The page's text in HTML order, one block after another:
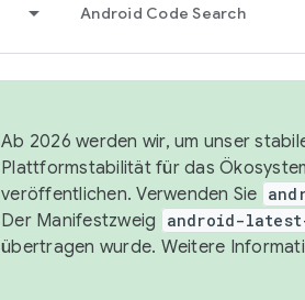
Android Code Search
Ab 2026 werden wir, um unser
Plattformstabilität für das
veröffentlichen. Verwenden Sie
Der Manifestzweig
android-
übertragen wurde. Weitere